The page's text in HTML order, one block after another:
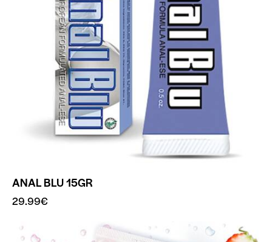
ANAL BLU 15GR
29.99€